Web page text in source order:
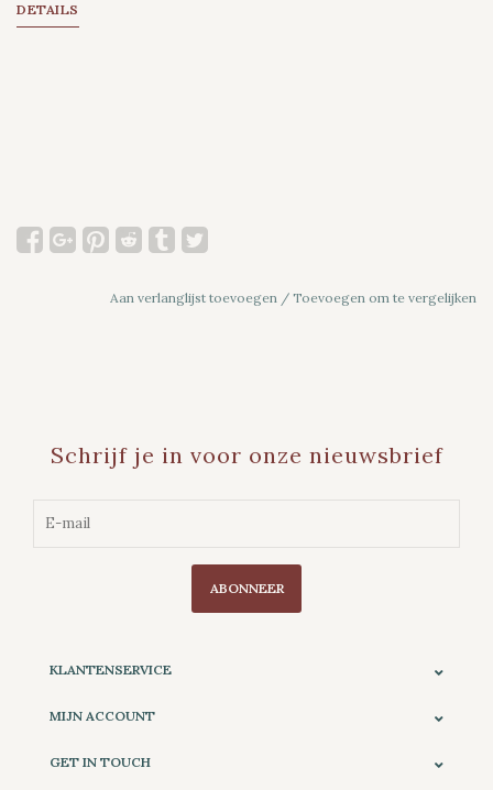
DETAILS
Aan verlanglijst toevoegen / Toevoegen om te vergelijken
Schrijf je in voor onze nieuwsbrief
ABONNEER
KLANTENSERVICE
MIJN ACCOUNT
GET IN TOUCH